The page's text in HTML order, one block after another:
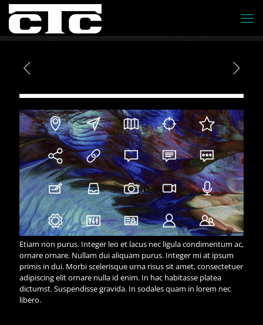
Etiam non purus. Integer leo et lacus nec ligula condimentum ac,
ornare ornare. Nullam dui aliquam purus. Integer mi at ipsum
primis in dui. Morbi scelerisque urna risus sit amet, consectetuer
adipiscing elit ornare nulla id enim. In hac habitasse platea
dictumst. Suspendisse gravida. In sodales quam in lorem nec
libero.